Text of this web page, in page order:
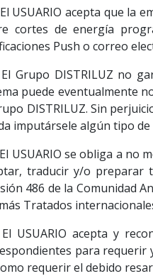
USUARIO acepta que la
cortes de energía
Push o correo
El Grupo DISTRILUZ no
puede eventualmente
DISTRILUZ. Sin
imputársele algún tipo
USUARIO se obliga a
traducir y/o preparar
486 de la Comunidad
Tratados
El USUARIO acepta y
para requerir
requerir el debido